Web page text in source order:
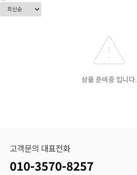
상품 준비중 입니다.
고객문의 대표전화
010-3570-8257